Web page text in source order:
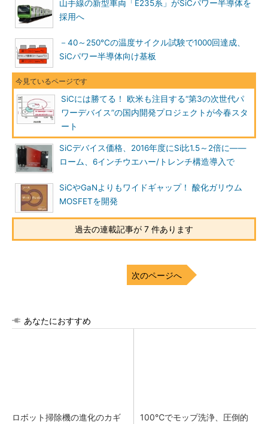
山手線の新型車両「E235系」がSiCパワー半導体を
採用へ
－40～250℃の温度サイクル試験で1000回達成、
SiCパワー半導体向け基板
SiCには勝てる！ 欧米も注目する“第3の次世代パ
ワーデバイス”の国内開発プロジェクトが今春スタ
ート
SiCデバイス価格、2016年度にSi比1.5～2倍に――
ローム、6インチウエハー/トレンチ構造導入で
SiCやGaNよりもワイドギャップ！ 酸化ガリウム
MOSFETを開発
過去の連載記事が 7 件あります
次のページへ
あなたにおすすめ
ロボット掃除機の進化のカギ
100℃でモップ洗浄、圧倒的